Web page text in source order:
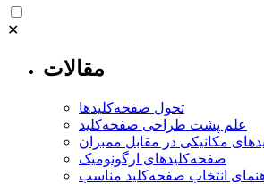
✕
مقالات
تحول صفحه‌کلیدها
علم پشت طراحی صفحه‌کلید
مکانیکی در مقابل ممبران
صفحه‌کلیدهای ارگونومیک
انتخاب صفحه‌کلید مناسب